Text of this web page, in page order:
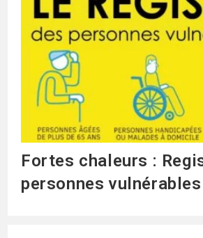
Fortes chaleurs :
personnes vulnérables